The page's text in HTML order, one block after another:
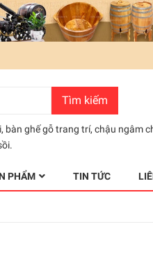
Tìm kiếm
, bàn ghế gỗ trang trí, chậu ngâm
PHẨM TIN TỨC